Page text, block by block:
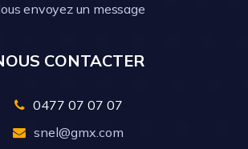
envoyez un message
CONTACTER
0477 07 07 07
snel@gmx.com